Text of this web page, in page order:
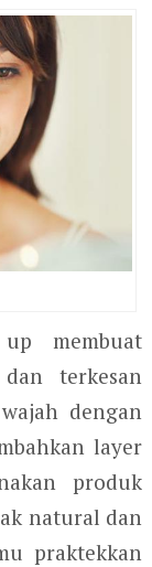
membuat
terkesan
dengan
layer
produk
natural dan
praktekkan